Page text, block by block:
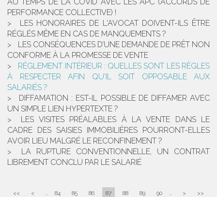
PERFORMANCE COLLECTIVE) !
LES HONORAIRES DE L'AVOCAT DOIVENT-ILS ÊTRE
RÉGLÉS MÊME EN CAS DE MANQUEMENTS ?
LES CONSÉQUENCES D’UNE DEMANDE DE PRÊT NON
CONFORME À LA PROMESSE DE VENTE
RÈGLEMENT INTÉRIEUR : QUELLES SONT LES RÈGLES
À RESPECTER AFIN QU'IL SOIT OPPOSABLE AUX
SALARIÉS ?
DIFFAMATION : EST-IL POSSIBLE DE DIFFAMER AVEC
UN SIMPLE LIEN HYPERTEXTE ?
LES VISITES PRÉALABLES À LA VENTE DANS LE
CADRE DES SAISIES IMMOBILIÈRES POURRONT-ELLES
AVOIR LIEU MALGRÉ LE RECONFINEMENT ?
LA RUPTURE CONVENTIONNELLE, UN CONTRAT
LIBREMENT CONCLU PAR LE SALARIÉ
<< < ... 84 85 86 87 88 89 90 ... > >>